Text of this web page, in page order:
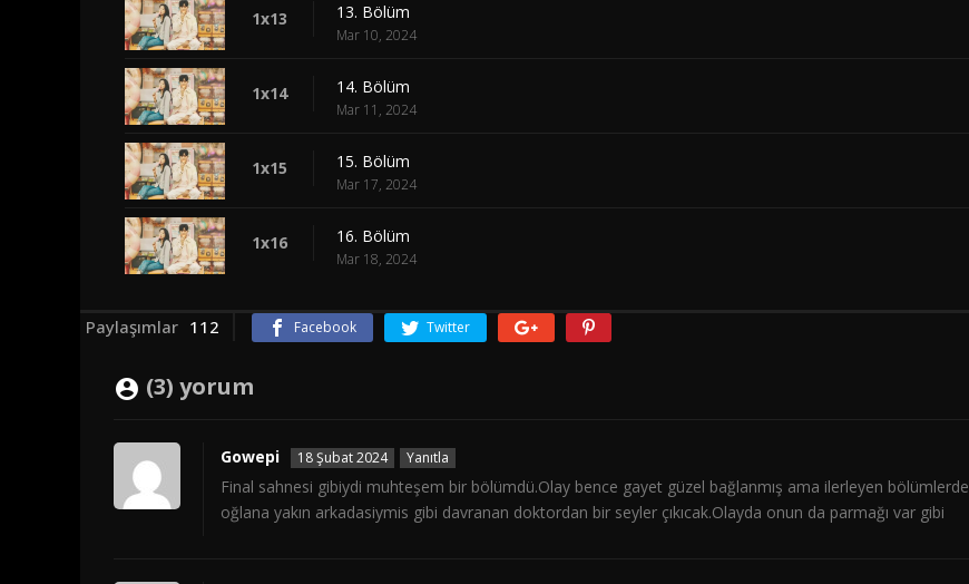
1x13 13. Bölüm
Mar 10, 2024
1x14 14. Bölüm
Mar 11, 2024
1x15 15. Bölüm
Mar 17, 2024
1x16 16. Bölüm
Mar 18, 2024
Paylaşımlar 112 Facebook Twitter
(3) yorum
Gowepi 18 Şubat 2024 Yanıtla
Final sahnesi gibiydi muhteşem bir bölümdü.Olay bence gayet güzel bağlanmış ama ilerleyen bölümlerde
oğlana yakın arkadasiymis gibi davranan doktordan bir seyler çıkıcak.Olayda onun da parmağı var gibi